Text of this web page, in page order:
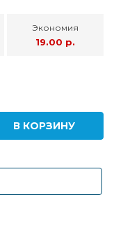
Экономия
19.00 р.
В КОРЗИНУ